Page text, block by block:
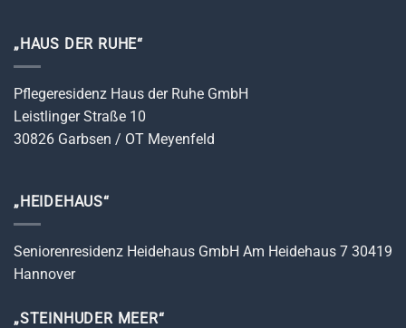
„HAUS DER RUHE“
Pflegeresidenz Haus der Ruhe GmbH
Leistlinger Straße 10
30826 Garbsen / OT Meyenfeld
„HEIDEHAUS“
Seniorenresidenz Heidehaus GmbH Am Heidehaus 7 30419
Hannover
„STEINHUDER MEER“